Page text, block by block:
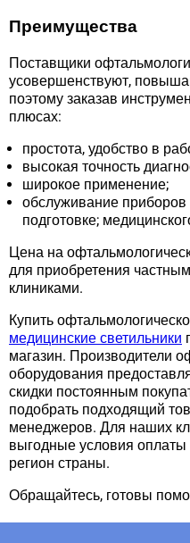
Преимущества
Поставщики
усовершенствуют,
поэтому заказав
плюсах:
простота, удобство в
высокая точность
широкое применение;
обслуживание приборов
подготовке;
Цена на
для приобретения
клиниками.
Купить
медицинские светильники
магазин. Производители
оборудования
скидки постоянным
подобрать подходящий
менеджеров. Для наших
выгодные условия
регион страны.
Обращайтесь, готовы